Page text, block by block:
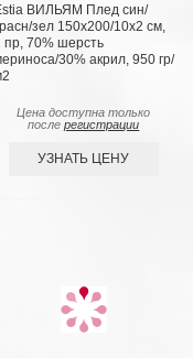
ВИЛЬЯМ Плед син/
зел 150х200/10х2 см,
пр, 70% шерсть
30% акрил, 950 гр/
Цена доступна только
послерегистрации
УЗНАТЬ ЦЕНУ